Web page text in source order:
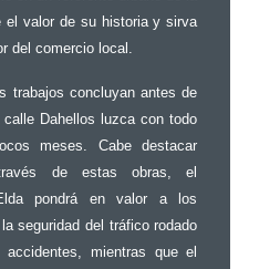
el valor de su historia y sirva
del comercio local.
trabajos concluyan antes de
Dahellos luzca con todo
meses. Cabe destacar
de estas obras, el
pondrá en valor a los
seguridad del tráfico rodado
mientras que el